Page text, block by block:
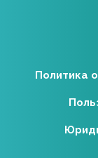
Политика